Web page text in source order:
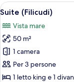
Apri
tutte
le
foto
per
Suite
(Filicudi)
8
Suite (Filicudi)
Vista mare
50 m²
1 camera
Per 3 persone
1 letto king e 1